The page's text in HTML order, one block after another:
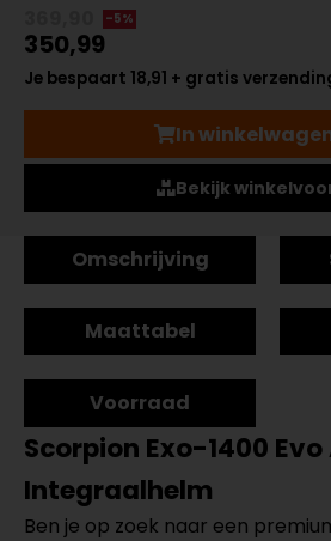
-5%
350,99
Je bespaart 18,91 + gratis
In
Bekijk
Omschrijving
Maattabel
Voorraad
Scorpion Exo-1400
Integraalhelm
Ben je op zoek naar een